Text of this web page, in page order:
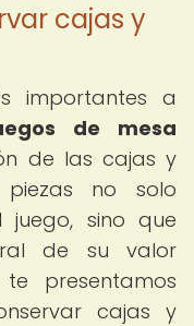
cajas y
importantes a
de mesa
de las cajas y
piezas no solo
sino que
de su valor
presentamos
cajas y